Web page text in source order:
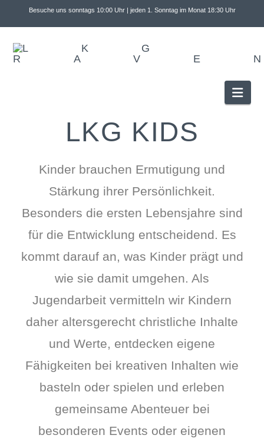
Besuche uns sonntags 10:00 Uhr | jeden 1. Sonntag im Monat 18:30 Uhr
LKG KIDS
Kinder brauchen Ermutigung und
Stärkung ihrer Persönlichkeit.
Besonders die ersten Lebensjahre sind
für die Entwicklung entscheidend. Es
kommt darauf an, was Kinder prägt und
wie sie damit umgehen. Als
Jugendarbeit vermitteln wir Kindern
daher altersgerecht christliche Inhalte
und Werte, entdecken eigene
Fähigkeiten bei kreativen Inhalten wie
basteln oder spielen und erleben
gemeinsame Abenteuer bei
besonderen Events oder eigenen